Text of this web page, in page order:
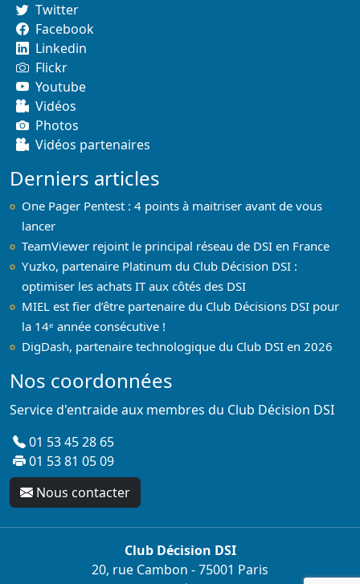
Twitter
Facebook
Linkedin
Flickr
Youtube
Vidéos
Photos
Vidéos partenaires
Derniers articles
One Pager Pentest : 4 points à maitriser avant de vous
lancer
TeamViewer rejoint le principal réseau de DSI en France
Yuzko, partenaire Platinum du Club Décision DSI :
optimiser les achats IT aux côtés des DSI
MIEL est fier d’être partenaire du Club Décisions DSI pour
la 14ᵉ année consécutive !
DigDash, partenaire technologique du Club DSI en 2026
Nos coordonnées
Service d'entraide aux membres du Club Décision DSI
01 53 45 28 65
01 53 81 05 09
Nous contacter
Club Décision DSI
20, rue Cambon - 75001 Paris